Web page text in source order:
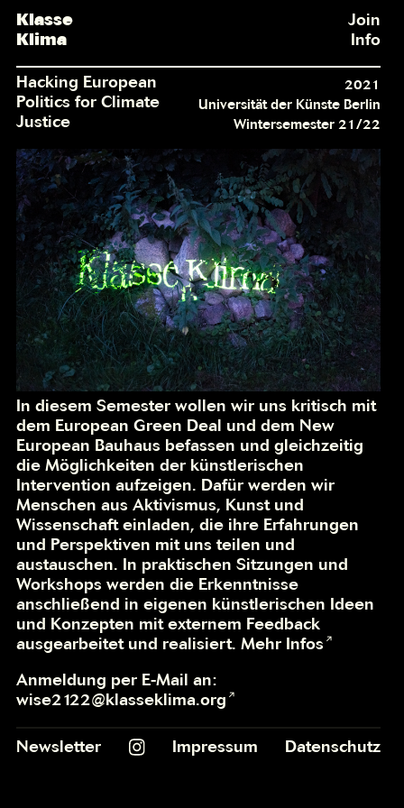
Klasse
Klima
Join
Info
Hacking European
Politics for Climate
Justice
2021
Universität der Künste Berlin
Wintersemester 21/22
In diesem Semester wollen wir uns kritisch mit
dem European Green Deal und dem New
European Bauhaus befassen und gleichzeitig
die Möglichkeiten der künstlerischen
Intervention aufzeigen. Dafür werden wir
Menschen aus Aktivismus, Kunst und
Wissenschaft einladen, die ihre Erfahrungen
und Perspektiven mit uns teilen und
austauschen. In praktischen Sitzungen und
Workshops werden die Erkenntnisse
anschließend in eigenen künstlerischen Ideen
und Konzepten mit externem Feedback
ausgearbeitet und realisiert.Mehr Infos
Anmeldung per E-Mail an:
wise2122@klasseklima.org
Newsletter Impressum Datenschutz